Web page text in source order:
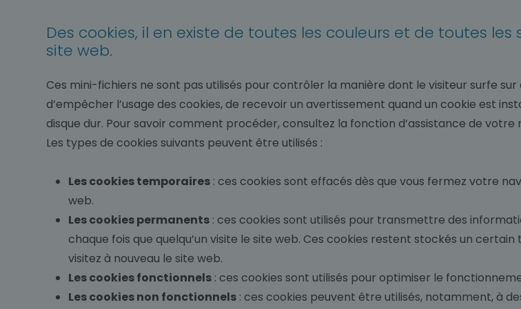
Des cookies, il en existe de toutes les couleurs et de toutes
site web.
Ces mini-fichiers ne sont pas utilisés pour contrôler la manière dont le visiteur surfe
d’empêcher l’usage des cookies, de recevoir un avertissement quand un cookie est
disque dur. Pour savoir comment procéder, consultez la fonction d’assistance de votre
Les types de cookies suivants peuvent être utilisés :
Les cookies temporaires : ces cookies sont effacés dès que vous fermez votre
web.
Les cookies permanents : ces cookies sont utilisés pour transmettre des
chaque fois que quelqu’un visite le site web. Ces cookies restent stockés un
visitez à nouveau le site web.
Les cookies fonctionnels : ces cookies sont utilisés pour optimiser le
Les cookies non fonctionnels : ces cookies peuvent être utilisés, notamment, à